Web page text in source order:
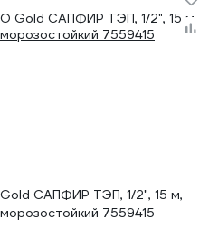
САПФИР ТЭП, 1/2", 15 м,
7559415